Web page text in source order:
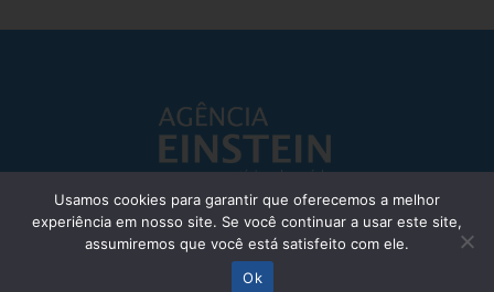
Responsável Técnico: Dr. Eliezer Silva - CRM: 85148-SP
© Einstein Hospital Israelita 2025 - Todos os direitos reservados
Usamos cookies para garantir que oferecemos a melhor
experiência em nosso site. Se você continuar a usar este site,
assumiremos que você está satisfeito com ele.
Ok